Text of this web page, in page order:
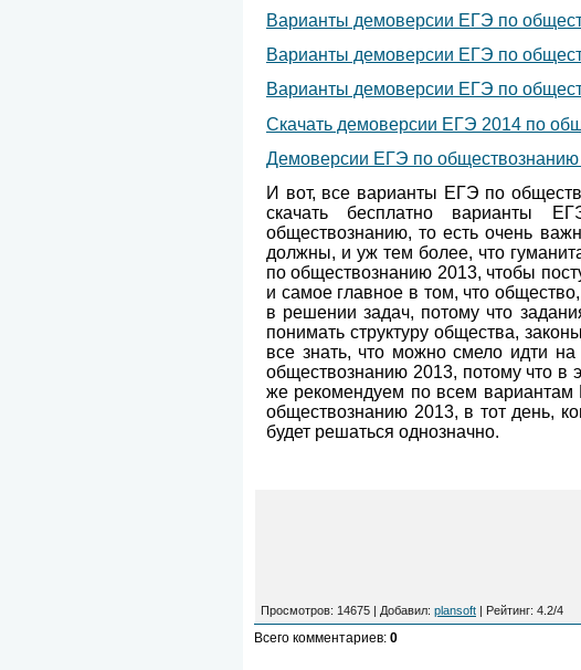
Варианты демоверсии ЕГЭ по
Варианты демоверсии ЕГЭ по
Варианты демоверсии ЕГЭ по
Скачать демоверсии ЕГЭ 2014 по
Демоверсии ЕГЭ по обществознанию
И вот, все варианты ЕГЭ по
скачать бесплатно варианты
обществознанию, то есть очень
должны, и уж тем более, что
по обществознанию 2013, чтобы
и самое главное в том, что
в решении задач, потому что
понимать структуру общества,
все знать, что можно смело идти
обществознанию 2013, потому что в
же рекомендуем по всем вариантам
обществознанию 2013, в тот день,
будет решаться однозначно.
Просмотров: 14675 | Добавил: plansoft | Рейтинг: 4.2/4
Всего комментариев: 0